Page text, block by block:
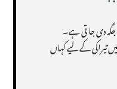
جگہ دی جا تی ہے۔
تیراکی کے لیے کہاں